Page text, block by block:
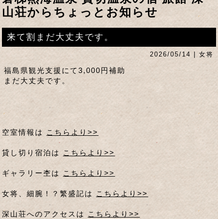
山荘からちょっとお知らせ
来て割まだ大丈夫です。
2026/05/14 | 女将
福島県観光支援にて3,000円補助
まだ大丈夫です。
空室情報は こちらより>>
貸し切り宿泊は こちらより>>
ギャラリー杢は こちらより>>
女将、細腕！？繁盛記は こちらより>>
深山荘へのアクセスは こちらより>>